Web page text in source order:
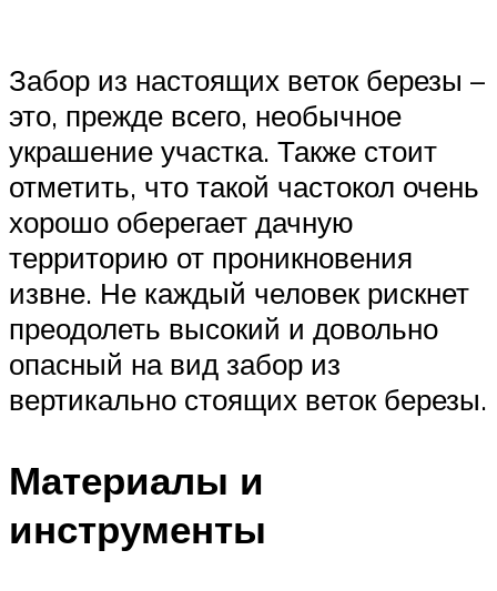
Забор из настоящих веток березы –
это, прежде всего, необычное
украшение участка. Также стоит
отметить, что такой частокол очень
хорошо оберегает дачную
территорию от проникновения
извне. Не каждый человек рискнет
преодолеть высокий и довольно
опасный на вид забор из
вертикально стоящих веток березы.
Материалы и
инструменты